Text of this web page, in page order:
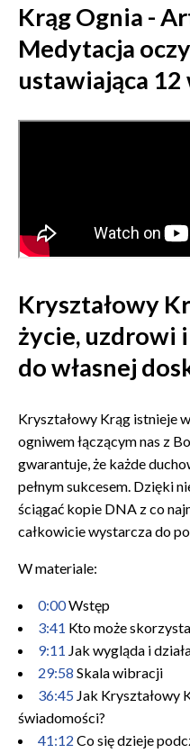
Krąg Ognia -
Medytacja
ustawiająca
Kryształowy
życie, uzdrowi
do własnej
Kryształowy Krąg istnieje
ogniwem łączącym nas z
gwarantuje, że każde
pełnym sukcesem. Dzięki
ściągać kopie DNA z co
całkowicie wystarcza do
W materiale:
0:00Wstęp
3:41 Kto może
9:11 Jak wygląda i
29:58 Skala wibracji
36:45 Jak Kryształowy
świadomości?
41:12 Co się dzieje